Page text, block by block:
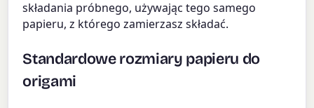
składania próbnego, używając tego samego
papieru, z którego zamierzasz składać.
Standardowe rozmiary papieru do
origami